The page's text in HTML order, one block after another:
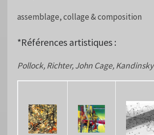
assemblage, collage & composition
*Références artistiques :
Pollock, Richter, John Cage, Kandinsky